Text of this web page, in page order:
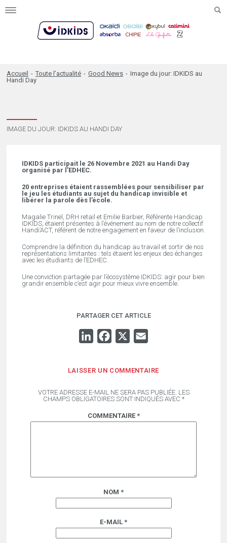
Toggle
Accueil - Toute l’actualité - Good News - Image du jour: IDKIDS au
Handi Day
IMAGE DU JOUR: IDKIDS AU HANDI DAY
IDKIDS participait le 26 Novembre 2021 au Handi Day
organisé par l’EDHEC.
20 entreprises étaient rassemblées pour sensibiliser par
le jeu les étudiants au sujet du handicap invisible et
libérer la parole dès l’école.
Magalie Trinel, DRH retail et Emilie Barbier, Référente Handicap
IDKIDS, étaient présentes à l’événement au nom de notre collectif
Handi’ACT, référent de notre engagement en faveur de l’inclusion.
Comprendre la définition du handicap au travail et sortir de nos
représentations limitantes : tels étaient les enjeux des échanges
avec les étudiants de l’EDHEC.
Une conviction partagée par l’écosystème IDKIDS: agir pour bien
grandir ensemble c’est agir pour mieux vivre ensemble.
PARTAGER CET ARTICLE
LINKEDINFACEBOOK
LAISSER UN COMMENTAIRE
VOTRE ADRESSE E-MAIL NE SERA PAS PUBLIÉE. LES
CHAMPS OBLIGATOIRES SONT INDIQUÉS AVEC *
COMMENTAIRE *
NOM *
E-MAIL *